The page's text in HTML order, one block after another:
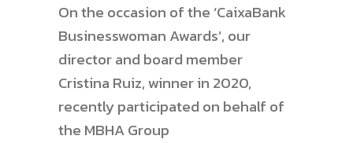
On the occasion of the ‘CaixaBank
Businesswoman Awards’, our
director and board member
Cristina Ruiz, winner in 2020,
recently participated on behalf of
the MBHA Group